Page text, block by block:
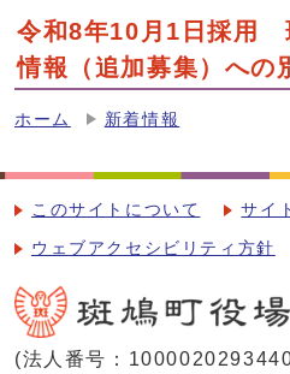
令和8年10月1日採用
情報（追加募集）への
ホーム 新着情報
このサイトについて サイ
ウェブアクセシビリティ方針
(法人番号：